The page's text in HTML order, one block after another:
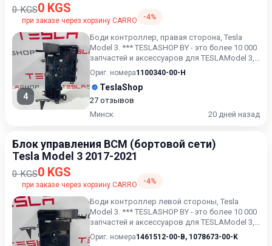
0 KGS0 KGS
при заказе через корзину CARRO -4%
4
Боди контроллер, правая сторона, Tesla
Model 3. *** TESLASHOP BY - это более 10 000
запчастей и аксессуаров для TESLAModel 3,
Model X, Model...
Ориг. номера1100340-00-H
TeslaShop
27 отзывов
Минск
20 дней назад
Блок управления BCM (бортовой сети)
Tesla Model 3 2017-2021
0 KGS0 KGS
при заказе через корзину CARRO -4%
Боди контроллер левой стороны, Tesla
Model 3. *** TESLASHOP BY - это более 10 000
запчастей и аксессуаров для TESLAModel 3,
Model X, Model S...
Ориг. номера1461512-00-B, 1078673-00-K